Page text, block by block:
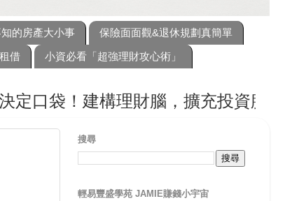
的房產大小事
保險面面觀&退休規劃真簡單
借 小資必看「超強理財攻心術」
袋！建構理財腦，擴充投資腦，從輕易
搜尋
輕易豐盛學苑 JAMIE賺錢小宇宙